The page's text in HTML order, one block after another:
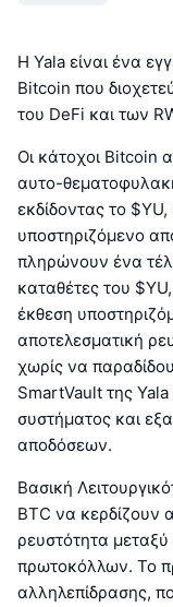
Η Yala είναι ένα
Bitcoin που
του DeFi και των
Οι κάτοχοι Bitcoin
αυτο-
εκδίδοντας το
υποστηριζόμενο
πληρώνουν ένα
καταθέτες του
έκθεση
αποτελεσματική
χωρίς να
SmartVault της Yala
συστήματος και
αποδόσεων.
Βασική
BTC να κερδίζουν
ρευστότητα
πρωτοκόλλων. Το
αλληλεπίδρασης,